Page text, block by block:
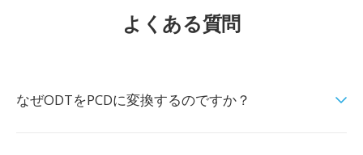
よくある質問
なぜODTをPCDに変換するのですか？